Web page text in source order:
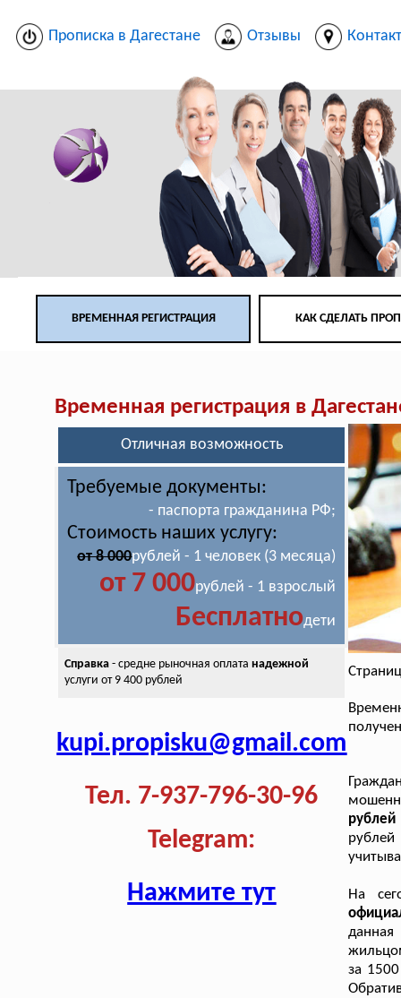
Прописка в Дагестане Отзывы
ВРЕМЕННАЯ РЕГИСТРАЦИЯ КАК СДЕЛАТЬ
Временная регистрация в
Отличная возможность
Требуемые документы:
- паспорта гражданина РФ;
Стоимость наших услугу:
от 8 000рублей - 1 человек (3 месяца)
от 7 000рублей - 1 взрослый
Бесплатнодети
Справка- средне рыночная оплата надежной
услуги от 9 400 рублей
kupi.propisku@gmail.com
Тел. 7-937-796-30-96
Telegram:
Нажмите тут
На
за